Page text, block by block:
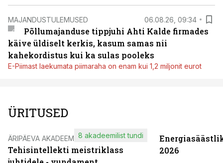
MAJANDUSTULEMUSED 06.08.26, 09:34
Põllumajanduse tippjuhi Ahti Kalde firmades
käive üldiselt kerkis, kasum samas nii
kahekordistus kui ka sulas pooleks
E-Piimast laekumata piimaraha on enam kui 1,2 miljonit eurot
ÜRITUSED
ÄRIPÄEVA AKADEEMIA
Tehisintellekti meistriklass
8 akadeemilist tundi
2026